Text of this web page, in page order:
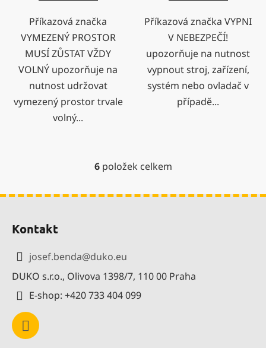
Příkazová značka
VYMEZENÝ PROSTOR
MUSÍ ZŮSTAT VŽDY
VOLNÝ upozorňuje na
nutnost udržovat
vymezený prostor trvale
volný...
Příkazová značka VYPNI
V NEBEZPEČÍ!
upozorňuje na nutnost
vypnout stroj, zařízení,
systém nebo ovladač v
případě...
O
l
p
r
v
6položek celkem
Kontakt
josef.benda@duko.eu
DUKO s.r.o., Olivova 1398/7, 110 00 Praha
E-shop: +420 733 404 099